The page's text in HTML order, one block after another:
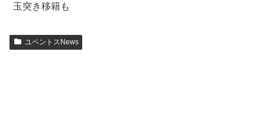
玉突き移籍も
ユベントスNews